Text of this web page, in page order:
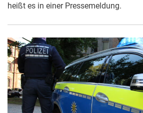
heißt es in einer Pressemeldung.